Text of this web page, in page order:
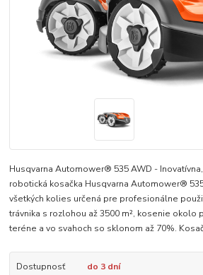
Husqvarna Automower® 535 AWD -
robotická kosačka Husqvarna Automower®
všetkých kolies určená pre profesionálne
trávnika s rozlohou až 3500 m², kosenie okolo
teréne a vo svahoch so sklonom až 70%.
Dostupnosť do 3 dní